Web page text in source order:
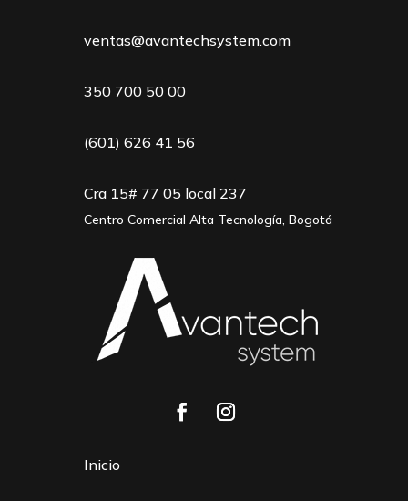
ventas@avantechsystem.com
350 700 50 00
(601) 626 41 56
Cra 15# 77 05 local 237
Centro Comercial Alta Tecnología, Bogotá
Inicio